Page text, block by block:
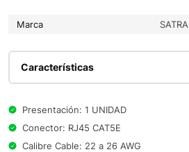
Marca SATRA
Características
Presentación: 1 UNIDAD
Conector: RJ45 CAT5E
Calibre Cable: 22 a 26 AWG